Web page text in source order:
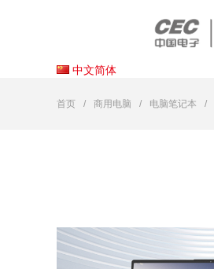
中文简体
首页 商用电脑 电脑笔记本